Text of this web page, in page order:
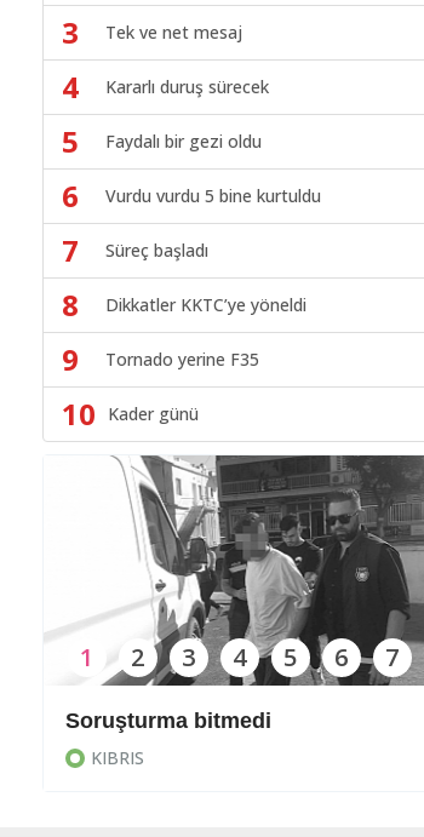
3 Tek ve net mesaj
4 Kararlı duruş sürecek
5 Faydalı bir gezi oldu
6 Vurdu vurdu 5 bine kurtuldu
7 Süreç başladı
8 Dikkatler KKTC’ye yöneldi
9 Tornado yerine F35
10 Kader günü
Soruşturma bitmedi
KIBRIS
1 2 3 4 5 6 7